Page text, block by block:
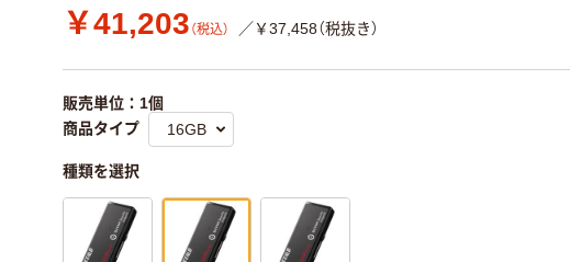
￥41,203 （税込） ／￥37,458（税抜き）
販売単位：1個
商品タイプ
種類を選択